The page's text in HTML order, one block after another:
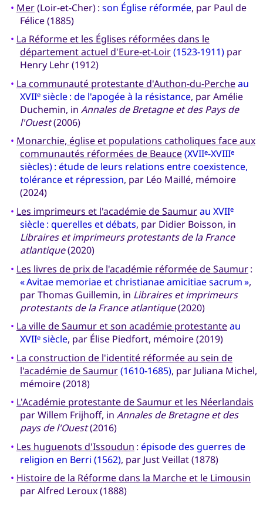
• Mer(Loir-et-Cher) : son Église réformée, par Paul de
Félice (1885)
• La Réforme et les Églises réformées dans le
département actuel d'Eure-et-Loir(1523-1911)par
Henry Lehr (1912)
• La communauté protestante d'Authon-du-Percheau
XVIIesiècle : de l'apogée à la résistance, par Amélie
Duchemin, in Annales de Bretagne et des Pays de
l'Ouest(2006)
• Monarchie, église et populations catholiques face aux
communautés réformées de Beauce(XVIIe-XVIIIe
siècles) : étude de leurs relations entre coexistence,
tolérance et répression, par Léo Maillé, mémoire
(2024)
• Les imprimeurs et l'académie de Saumurau XVIIe
siècle : querelles et débats, par Didier Boisson, in
Libraires et imprimeurs protestants de la France
atlantique(2020)
• Les livres de prix de l'académie réformée de Saumur:
« Avitae memoriae et christianae amicitiae sacrum »,
par Thomas Guillemin, in Libraires et imprimeurs
protestants de la France atlantique(2020)
• La ville de Saumur et son académie protestanteau
XVIIesiècle, par Élise Piedfort, mémoire (2019)
• La construction de l'identité réformée au sein de
l'académie de Saumur(1610-1685), par Juliana Michel,
mémoire (2018)
• L'Académie protestante de Saumur et les Néerlandais
par Willem Frijhoff, in Annales de Bretagne et des
pays de l'Ouest(2016)
• Les huguenots d'Issoudun : épisode des guerres de
religion en Berri (1562), par Just Veillat (1878)
• Histoire de la Réforme dans la Marche et le Limousin
par Alfred Leroux (1888)